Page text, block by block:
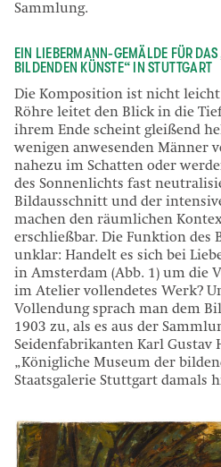
Sammlung.
EIN LIEBERMANN-GEMÄLDE FÜR
BILDENDEN KÜNSTE“ IN STUTTGART
Die Komposition ist nicht
Röhre leitet den Blick in die
ihrem Ende scheint gleißend
wenigen anwesenden Männer
nahezu im Schatten oder
des Sonnenlichts fast
Bildausschnitt und der
machen den räumlichen
erschließbar. Die Funktion des
unklar: Handelt es sich bei
in Amsterdam (Abb. 1) um die
im Atelier vollendetes Werk?
Vollendung sprach man dem
1903 zu, als es aus der
Seidenfabrikanten Karl Gustav
„Königliche Museum der
Staatsgalerie Stuttgart damals